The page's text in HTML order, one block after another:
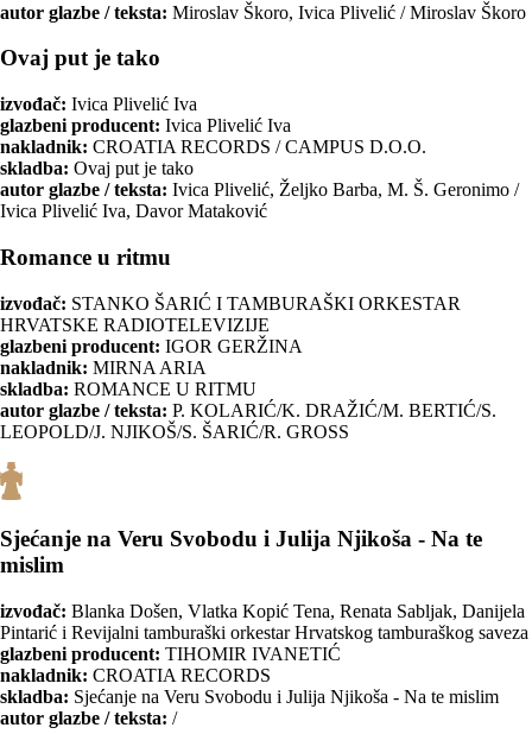
autor glazbe / teksta: Miroslav Škoro, Ivica Plivelić / Miroslav Škoro
Ovaj put je tako
izvođač: Ivica Plivelić Iva
glazbeni producent: Ivica Plivelić Iva
nakladnik: CROATIA RECORDS / CAMPUS D.O.O.
skladba: Ovaj put je tako
autor glazbe / teksta: Ivica Plivelić, Željko Barba, M. Š. Geronimo /
Ivica Plivelić Iva, Davor Mataković
Romance u ritmu
izvođač: STANKO ŠARIĆ I TAMBURAŠKI ORKESTAR
HRVATSKE RADIOTELEVIZIJE
glazbeni producent: IGOR GERŽINA
nakladnik: MIRNA ARIA
skladba: ROMANCE U RITMU
autor glazbe / teksta: P. KOLARIĆ/K. DRAŽIĆ/M. BERTIĆ/S.
LEOPOLD/J. NJIKOŠ/S. ŠARIĆ/R. GROSS
Sjećanje na Veru Svobodu i Julija Njikoša - Na te
mislim
izvođač: Blanka Došen, Vlatka Kopić Tena, Renata Sabljak, Danijela
Pintarić i Revijalni tamburaški orkestar Hrvatskog tamburaškog saveza
glazbeni producent: TIHOMIR IVANETIĆ
nakladnik: CROATIA RECORDS
skladba: Sjećanje na Veru Svobodu i Julija Njikoša - Na te mislim
autor glazbe / teksta: /